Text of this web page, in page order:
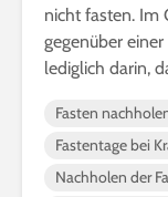
nicht fasten. Im
gegenüber
lediglich darin,
Fasten
Fastentage bei
Nachholen der